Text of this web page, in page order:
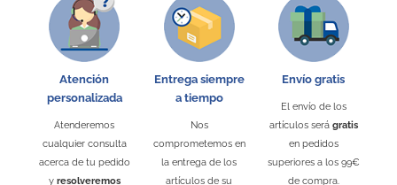
Atención
personalizada
Atenderemos
cualquier consulta
acerca de tu pedido
y resolveremos
Entrega siempre
a tiempo
Nos
comprometemos en
la entrega de los
artículos de su
Envío gratis
El envío de los
artículos será gratis
en pedidos
superiores a los 99€
de compra.